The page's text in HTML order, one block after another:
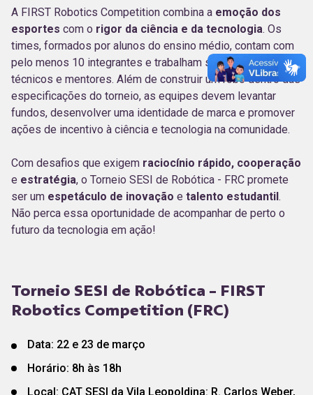
A FIRST Robotics Competition combina a emoção dos
esportes com o rigor da ciência e da tecnologia. Os
times, formados por alunos do ensino médio, contam com
pelo menos 10 integrantes e trabalham sob orientação de
técnicos e mentores. Além de construir um robô dentro das
especificações do torneio, as equipes devem levantar
fundos, desenvolver uma identidade de marca e promover
ações de incentivo à ciência e tecnologia na comunidade.
Com desafios que exigem raciocínio rápido, cooperação
e estratégia, o Torneio SESI de Robótica - FRC promete
ser um espetáculo de inovação e talento estudantil.
Não perca essa oportunidade de acompanhar de perto o
futuro da tecnologia em ação!
Torneio SESI de Robótica - FIRST
Robotics Competition (FRC)
Data: 22 e 23 de março
Horário: 8h às 18h
Local: CAT SESI da Vila Leopoldina: R. Carlos Weber,